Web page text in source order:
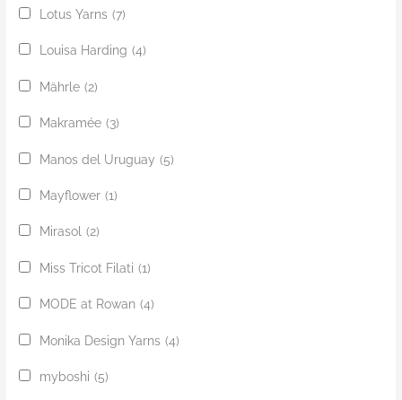
Lotus Yarns (7)
Louisa Harding (4)
Mährle (2)
Makramée (3)
Manos del Uruguay (5)
Mayflower (1)
Mirasol (2)
Miss Tricot Filati (1)
MODE at Rowan (4)
Monika Design Yarns (4)
myboshi (5)